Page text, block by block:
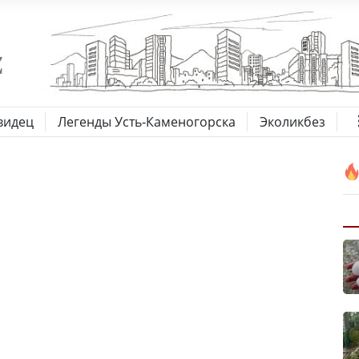
Легенды Усть-Каменогорска Эколикбез